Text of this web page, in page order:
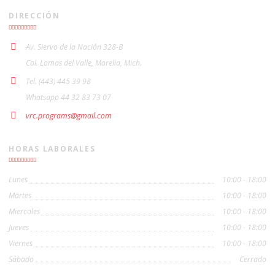
DIRECCIÓN
Av. Siervo de la Nación 328-B
Col. Lomas del Valle, Morelia, Mich.
Tel. (443) 445 39 98
Whatsapp 44 32 83 73 07
vrc.programs@gmail.com
HORAS LABORALES
Lunes
10:00 - 18:00
Martes
10:00 - 18:00
Miercoles
10:00 - 18:00
Jueves
10:00 - 18:00
Viernes
10:00 - 18:00
Sábado
Cerrado